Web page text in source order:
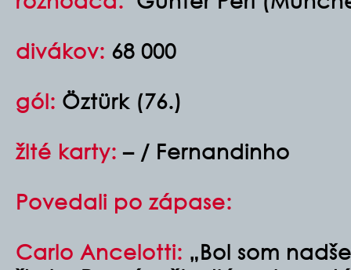
divákov: 68 000
gól: Öztürk (76.)
žlté karty: – / Fernandinho
Povedali po zápase:
Carlo Ancelotti: „Bol som